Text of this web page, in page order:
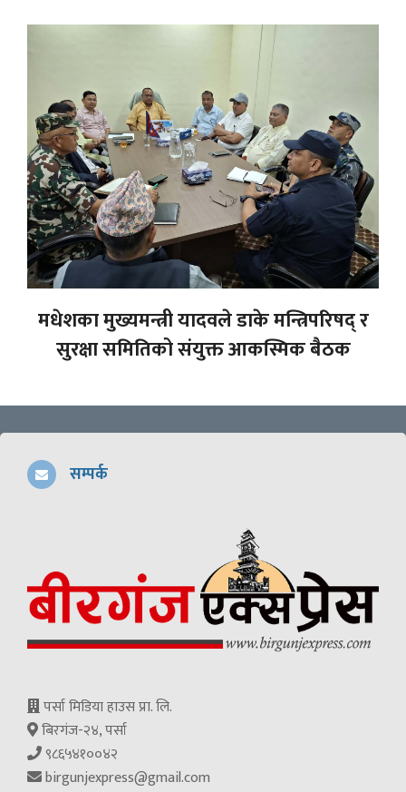
मधेशका मुख्यमन्त्री यादवले डाके मन्त्रिपरिषद् र
सुरक्षा समितिको संयुक्त आकस्मिक बैठक
सम्पर्क
पर्सा मिडिया हाउस प्रा. लि.
बिरगंज-२४, पर्सा
९८६५४१००४२
birgunjexpress@gmail.com